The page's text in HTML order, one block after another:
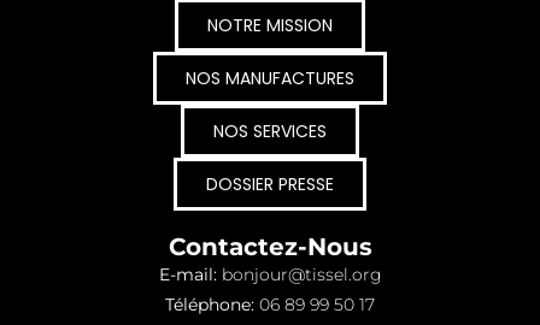
NOTRE MISSION
NOS MANUFACTURES
NOS SERVICES
DOSSIER PRESSE
Contactez-Nous
E-mail:bonjour@tissel.org
Téléphone: 06 89 99 50 17